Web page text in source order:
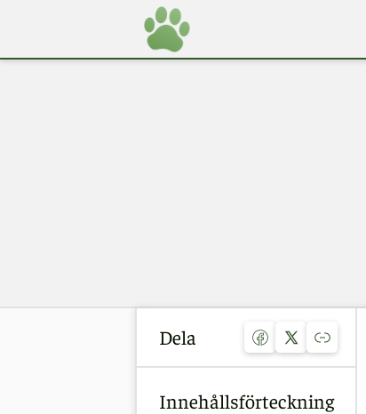
Dela
Innehållsförteckning